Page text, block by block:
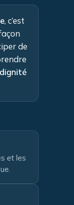
, c’est
de
dignité
et les